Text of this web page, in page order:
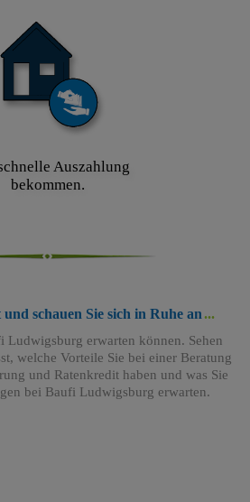
Auszahlung
bekommen.
schauen Sie sich in Ruhe an
Ludwigsburg erwarten können. Sehen
welche Vorteile Sie bei einer Beratung
und Ratenkredit haben und was Sie
bei Baufi Ludwigsburg erwarten.